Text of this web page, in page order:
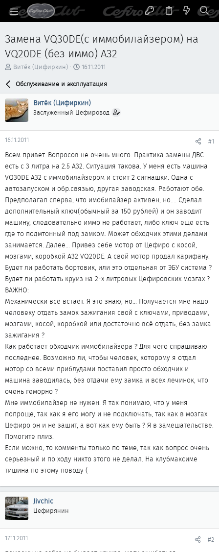
Замена VQ30DE(с иммобилайзером) на
VQ20DE (без иммо) A32
А
р
т
е
м
ы
Витёк (Цифиркин)
Д
т
н
а
а
16.11.2011
Обслуживание и эксплуатация
Витёк (Цифиркин)
Заслуженный Цефировод
16.11.2011 #1
Всем привет. Вопросов не очень много. Практика замены ДВС
есть с 3 литра на 2.5 А32. Ситуация такова. У меня есть машина
VQ30DE A32 с иммобилайзером и стоит 2 сигнашки. Одна с
автозапуском и обр.связью, другая заводская. Работают обе.
Предполагал сперва, что имобилайзер активен, но.... Сделал
дополнительный ключ(обычный за 150 рублей) и он заводит
машину, следовательно иммо не работает, либо ключ еще есть
где то подмтонный под замком. Может обходчик этими делами
занимается. Далее... Привез себе мотор от Цефиро с косой,
мозгами, коробкой A32 VQ20DE. А свой мотор продал карифану.
Будет ли работать бортовик, или это отдельная от ЭБУ система ?
Будет ли работать круиз на 2-х литровых Цефировских мозгах ?
ВАЖНО:
Механически всё встаёт. Я это знаю, но... Получается мне надо
человеку отдать замок зажигания свой с ключами, приводами,
мозгами, косой, коробкой или достаточно всё отдать, без замка
зажигания ?
Как работает обходчик иммобилайзера ? Для чего спрашиваю
последнее. Возможно ли, чтобы человек, которому я отдал
мотор со всеми приблудами поставил просто обходчик и
машина заводилась, без отдачи ему замка и всех лечинок, что
очень геморно ?
Мне иммобилайзер не нужен. Я так понимаю, что у меня
попроще, так как я его могу и не подключать, так как в мозгах
Цефиро он и не зашит, а вот как ему быть ? Я в замешательстве.
Помогите плиз.
Если можно, то комменты только по теме, так как вопрос очень
серьезный и по ходу никто этого не делал. На клубмаксиме
тишина по этому поводу (
Jivchic
Цефирянин
17.11.2011 #2